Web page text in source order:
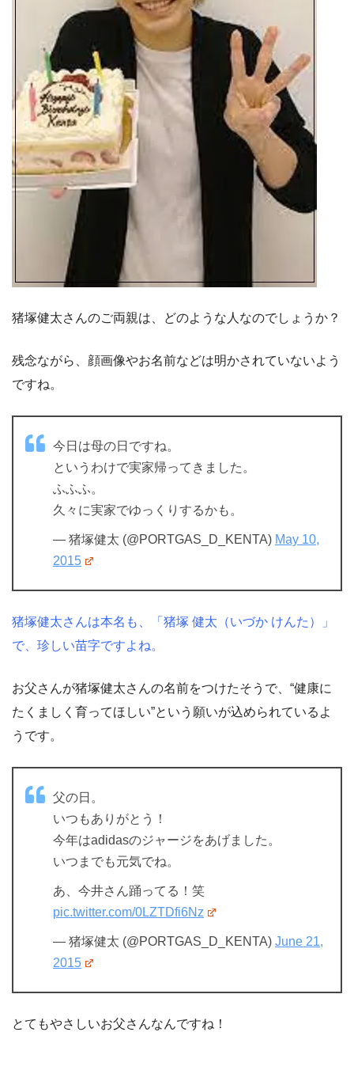
猪塚健太さんのご両親は、どのような人なのでしょうか？
残念ながら、顔画像やお名前などは明かされていないよう
ですね。
今日は母の日ですね。
というわけで実家帰ってきました。
ふふふ。
久々に実家でゆっくりするかも。
— 猪塚健太 (@PORTGAS_D_KENTA) May 10,
2015
猪塚健太さんは本名も、「猪塚 健太（いづか けんた）」
で、珍しい苗字ですよね。
お父さんが猪塚健太さんの名前をつけたそうで、“健康に
たくましく育ってほしい”という願いが込められているよ
うです。
父の日。
いつもありがとう！
今年はadidasのジャージをあげました。
いつまでも元気でね。
あ、今井さん踊ってる！笑
pic.twitter.com/0LZTDfi6Nz
— 猪塚健太 (@PORTGAS_D_KENTA) June 21,
2015
とてもやさしいお父さんなんですね！